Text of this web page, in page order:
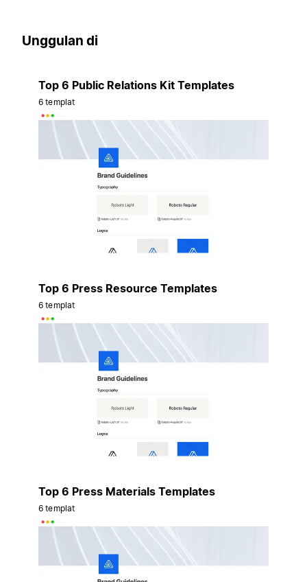
Unggulan di
Top 6 Public Relations Kit Templates
6 templat
Top 6 Press Resource Templates
6 templat
Top 6 Press Materials Templates
6 templat